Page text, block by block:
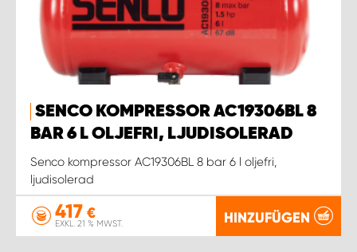
SENCO KOMPRESSOR AC19306BL 8
BAR 6 L OLJEFRI, LJUDISOLERAD
Senco kompressor AC19306BL 8 bar 6 l oljefri,
ljudisolerad
417 €
EXKL. 21 % MWST. HINZUFÜGEN